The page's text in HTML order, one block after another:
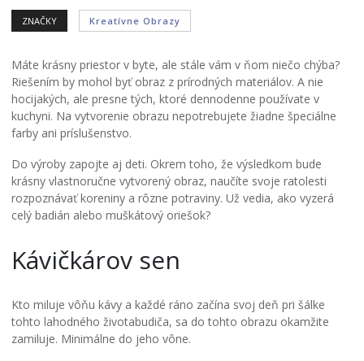
ZNAČKY Kreatívne Obrazy
Máte krásny priestor v byte, ale stále vám v ňom niečo chýba?
Riešením by mohol byť obraz z prírodných materiálov. A nie
hocijakých, ale presne tých, ktoré dennodenne používate v
kuchyni. Na vytvorenie obrazu nepotrebujete žiadne špeciálne
farby ani príslušenstvo.
Do výroby zapojte aj deti. Okrem toho, že výsledkom bude
krásny vlastnoručne vytvorený obraz, naučíte svoje ratolesti
rozpoznávať koreniny a rôzne potraviny. Už vedia, ako vyzerá
celý badián alebo muškátový oriešok?
Kávičkárov sen
Kto miluje vôňu kávy a každé ráno začína svoj deň pri šálke
tohto lahodného životabudiča, sa do tohto obrazu okamžite
zamiluje. Minimálne do jeho vône.